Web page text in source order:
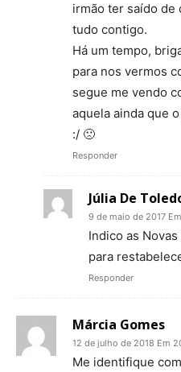
irmão ter saído de
tudo contigo.
Há um tempo,
para nos vermos
segue me vendo
aquela ainda que
:/ 🙁
Responder
Júlia De
9 de maio de 2017
Indico as
para
Responder
Márcia Gomes
12 de julho de 2018 Em
Me identifique